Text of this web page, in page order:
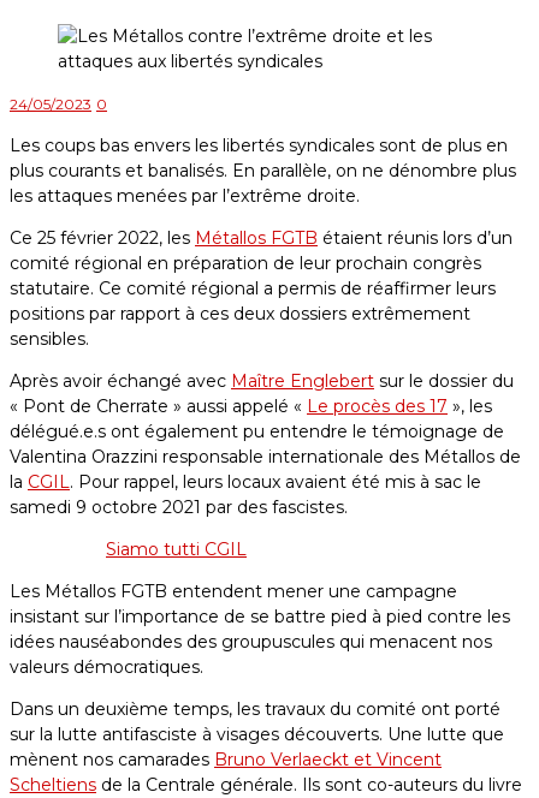
24/05/2023 0
Les coups bas envers les libertés syndicales sont de plus en
plus courants et banalisés. En parallèle, on ne dénombre plus
les attaques menées par l’extrême droite.
Ce 25 février 2022, les Métallos FGTB étaient réunis lors d’un
comité régional en préparation de leur prochain congrès
statutaire. Ce comité régional a permis de réaffirmer leurs
positions par rapport à ces deux dossiers extrêmement
sensibles.
Après avoir échangé avec Maître Englebert sur le dossier du
« Pont de Cherrate » aussi appelé « Le procès des 17 », les
délégué.e.s ont également pu entendre le témoignage de
Valentina Orazzini responsable internationale des Métallos de
la CGIL. Pour rappel, leurs locaux avaient été mis à sac le
samedi 9 octobre 2021 par des fascistes.
Siamo tutti CGIL
Les Métallos FGTB entendent mener une campagne
insistant sur l’importance de se battre pied à pied contre les
idées nauséabondes des groupuscules qui menacent nos
valeurs démocratiques.
Dans un deuxième temps, les travaux du comité ont porté
sur la lutte antifasciste à visages découverts. Une lutte que
mènent nos camarades Bruno Verlaeckt et Vincent
Scheltiens de la Centrale générale. Ils sont co-auteurs du livre